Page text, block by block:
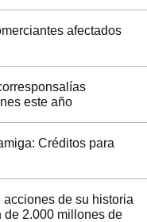
afectados
este año
Créditos para
acciones de su historia
de 2.000 millones de